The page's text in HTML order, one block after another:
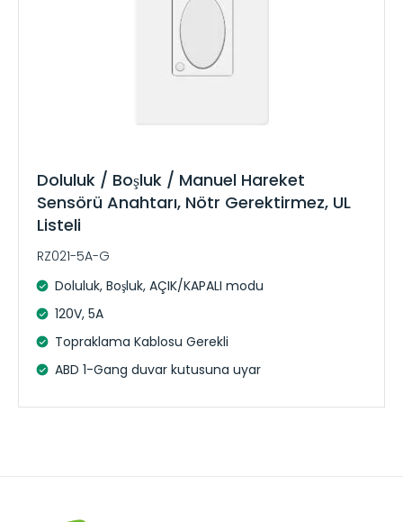
Doluluk / Boşluk / Manuel Hareket
Sensörü Anahtarı, Nötr Gerektirmez, UL
Listeli
RZ021-5A-G
Doluluk, Boşluk, AÇIK/KAPALI modu
120V, 5A
Topraklama Kablosu Gerekli
ABD 1-Gang duvar kutusuna uyar